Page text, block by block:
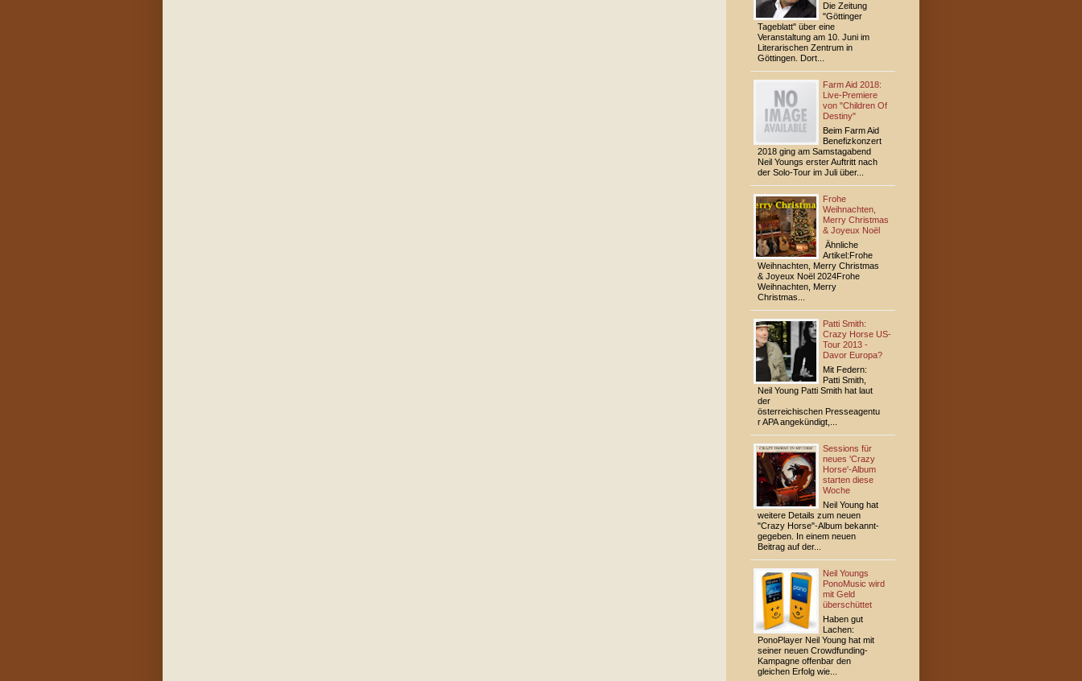
Die Zeitung
"Göttinger
Tageblatt" über eine
Veranstaltung am 10. Juni im
Literarischen Zentrum in
Göttingen. Dort...
Farm Aid 2018:
Live-Premiere
von "Children Of
Destiny"
Beim Farm Aid
Benefizkonzert
2018 ging am Samstagabend
Neil Youngs erster Auftritt nach
der Solo-Tour im Juli über...
Frohe
Weihnachten,
Merry Christmas
& Joyeux Noël
Ähnliche
Artikel:Frohe
Weihnachten, Merry Christmas
& Joyeux Noël 2024Frohe
Weihnachten, Merry
Christmas...
Patti Smith:
Crazy Horse US-
Tour 2013 -
Davor Europa?
Mit Federn:
Patti Smith,
Neil Young Patti Smith hat laut
der
österreichischen Presseagentu
r APA angekündigt,...
Sessions für
neues 'Crazy
Horse'-Album
starten diese
Woche
Neil Young hat
weitere Details zum neuen
"Crazy Horse"-Album bekannt­
gegeben. In einem neuen
Beitrag auf der...
Neil Youngs
PonoMusic wird
mit Geld
überschüttet
Haben gut
Lachen:
PonoPlayer Neil Young hat mit
seiner neuen Crowdfunding-
Kampagne offenbar den
gleichen Erfolg wie...